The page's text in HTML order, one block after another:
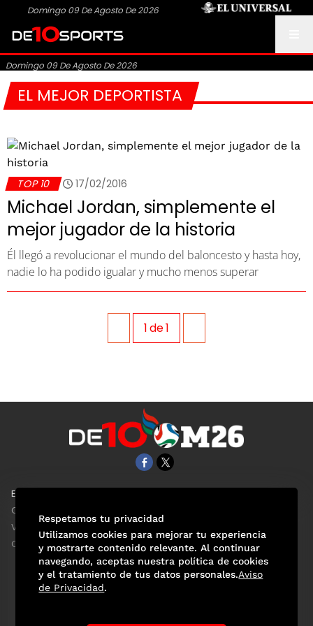
Domingo 09 De Agosto De 2026
Domingo 09 De Agosto De 2026
EL MEJOR DEPORTISTA
TOP 10 17/02/2016
Michael Jordan, simplemente el
mejor jugador de la historia
Él llegó a revolucionar el mundo del baloncesto y hasta hoy,
nadie lo ha podido igualar y mucho menos superar
1de1
EL UNIVERSAL
Clase
ViveUSA
Confabulario
Respetamos tu privacidad
Utilizamos cookies para mejorar tu experiencia
y mostrarte contenido relevante. Al continuar
navegando, aceptas nuestra política de cookies
y el tratamiento de tus datos personales.Aviso
de Privacidad.